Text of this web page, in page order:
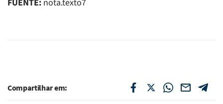
FUENTE: nota.texto7
Compartilhar em: